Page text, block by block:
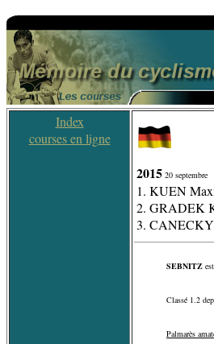
Index
courses en ligne
2015 20 septembre
1. KUEN
2. GRADEK
3.
SEBNITZ
Classé 1.2
Palmarès